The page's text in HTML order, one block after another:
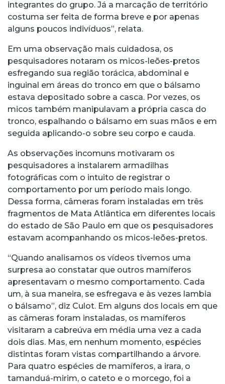
integrantes do grupo. Já a marcação de território
costuma ser feita de forma breve e por apenas
alguns poucos indivíduos”, relata.
Em uma observação mais cuidadosa, os
pesquisadores notaram os micos-leões-pretos
esfregando sua região torácica, abdominal e
inguinal em áreas do tronco em que o bálsamo
estava depositado sobre a casca. Por vezes, os
micos também manipulavam a própria casca do
tronco, espalhando o bálsamo em suas mãos e em
seguida aplicando-o sobre seu corpo e cauda.
As observações incomuns motivaram os
pesquisadores a instalarem armadilhas
fotográficas com o intuito de registrar o
comportamento por um período mais longo.
Dessa forma, câmeras foram instaladas em três
fragmentos de Mata Atlântica em diferentes locais
do estado de São Paulo em que os pesquisadores
estavam acompanhando os micos-leões-pretos.
“Quando analisamos os vídeos tivemos uma
surpresa ao constatar que outros mamíferos
apresentavam o mesmo comportamento. Cada
um, à sua maneira, se esfregava e às vezes lambia
o bálsamo”, diz Culot. Em alguns dos locais em que
as câmeras foram instaladas, os mamíferos
visitaram a cabreúva em média uma vez a cada
dois dias. Mas, em nenhum momento, espécies
distintas foram vistas compartilhando a árvore.
Para quatro espécies de mamíferos, a irara, o
tamanduá-mirim, o cateto e o morcego, foi a